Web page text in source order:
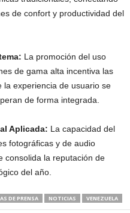
de confort y productividad del
La promoción del uso
de gama alta incentiva las
la experiencia de usuario se
de forma integrada.
Aplicada: La capacidad del
fotográficas y de audio
consolida la reputación de
del año.
DE PRENSA NOTICIAS VENEZUELA